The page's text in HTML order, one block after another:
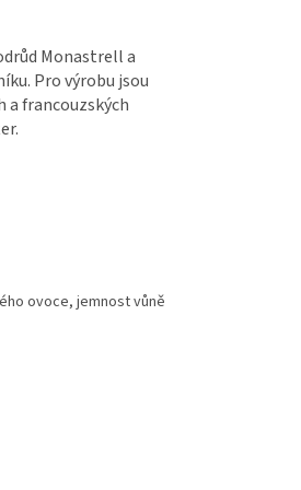
Monastrell a
Pro výrobu jsou
a francouzských
ovoce, jemnost vůně